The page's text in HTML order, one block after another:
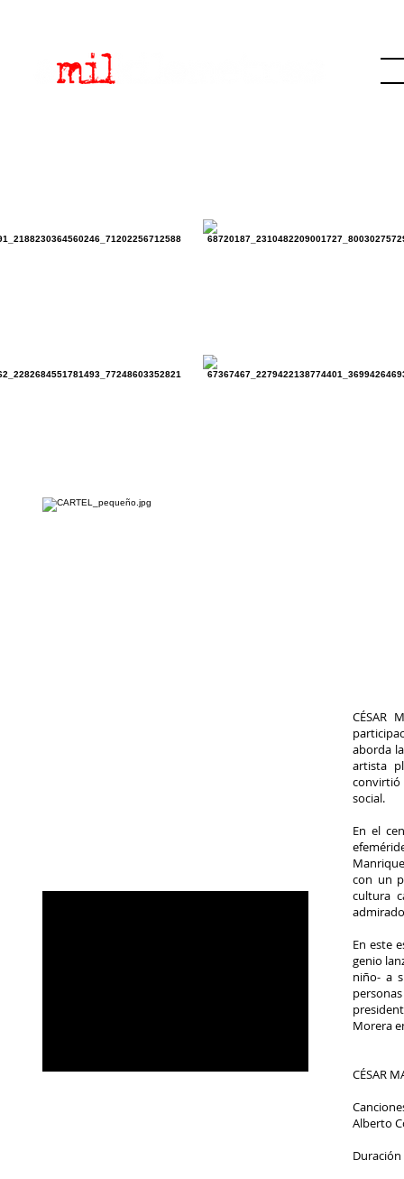
CÉSAR
aborda
artista
social.
En el
con un
cultura
En este
genio
niño- a
Morera
CÉSAR
Alberto